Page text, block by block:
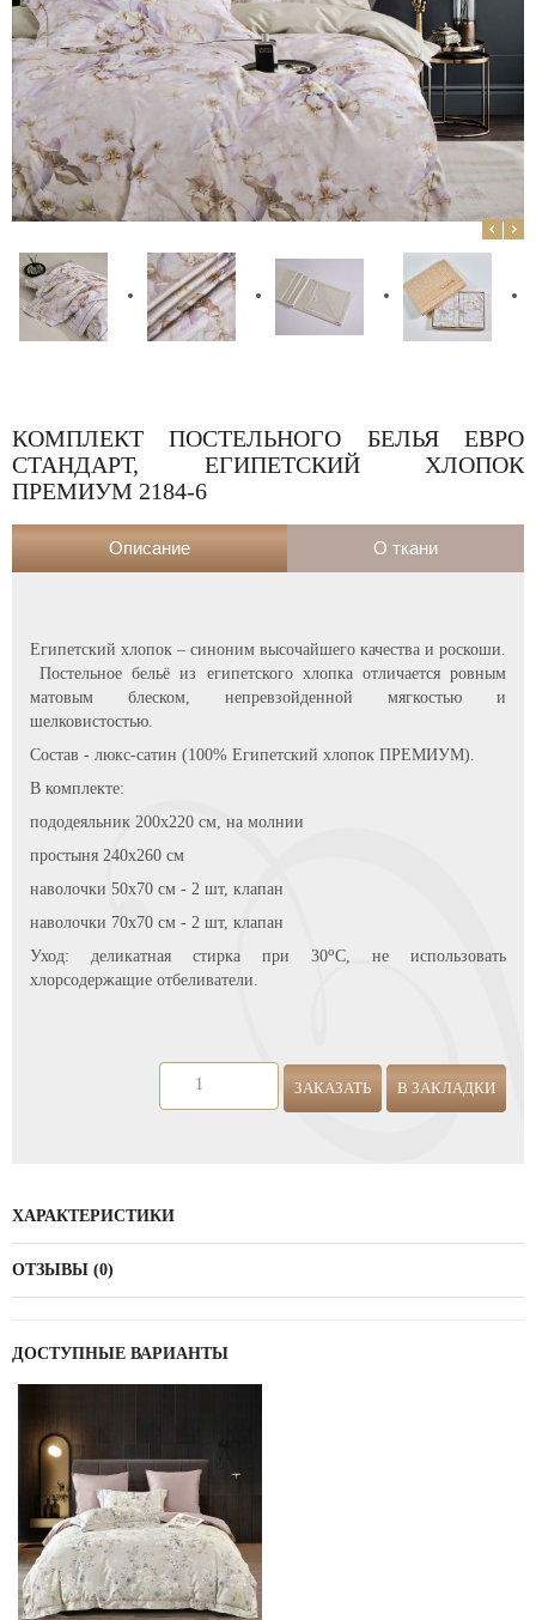
КОМПЛЕКТ ПОСТЕЛЬНОГО БЕЛЬЯ ЕВРО
СТАНДАРТ, ЕГИПЕТСКИЙ ХЛОПОК
ПРЕМИУМ 2184-6
Описание О ткани
Египетский хлопок – синоним высочайшего качества и роскоши.
Постельное бельё из египетского хлопка отличается ровным
матовым блеском, непревзойденной мягкостью и
шелковистостью.
Состав - люкс-сатин (100% Египетский хлопок ПРЕМИУМ).
В комплекте:
пододеяльник 200х220 см, на молнии
простыня 240х260 см
наволочки 50х70 см - 2 шт, клапан
наволочки 70х70 см - 2 шт, клапан
Уход: деликатная стирка при 30оС, не использовать
хлорсодержащие отбеливатели.
ЗАКАЗАТЬ В ЗАКЛАДКИ
ХАРАКТЕРИСТИКИ
ОТЗЫВЫ (0)
ДОСТУПНЫЕ ВАРИАНТЫ